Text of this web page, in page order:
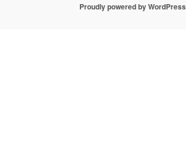
Proudly powered by WordPress